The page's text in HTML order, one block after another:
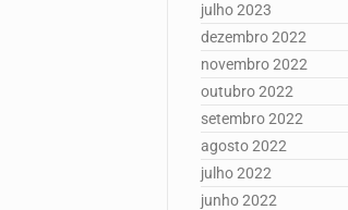
julho 2023
dezembro 2022
novembro 2022
outubro 2022
setembro 2022
agosto 2022
julho 2022
junho 2022